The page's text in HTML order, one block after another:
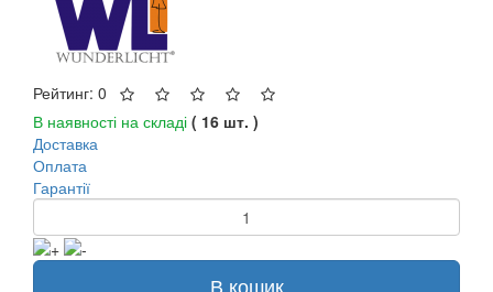
Рейтинг: 0
В наявності на складі ( 16 шт. )
Доставка
Оплата
Гарантії
В кошик